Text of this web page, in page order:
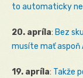
to automaticky
20. apríla: Bez
musíte mať aspoň
19. apríla: Takže